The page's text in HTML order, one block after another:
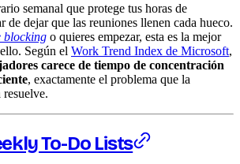
semanal que protege tus horas de
de dejar que las reuniones llenen cada hueco.
blocking o quieres empezar, esta es la mejor
Según el Work Trend Index de Microsoft,
carece de tiempo de concentración
, exactamente el problema que la
To-Do Lists